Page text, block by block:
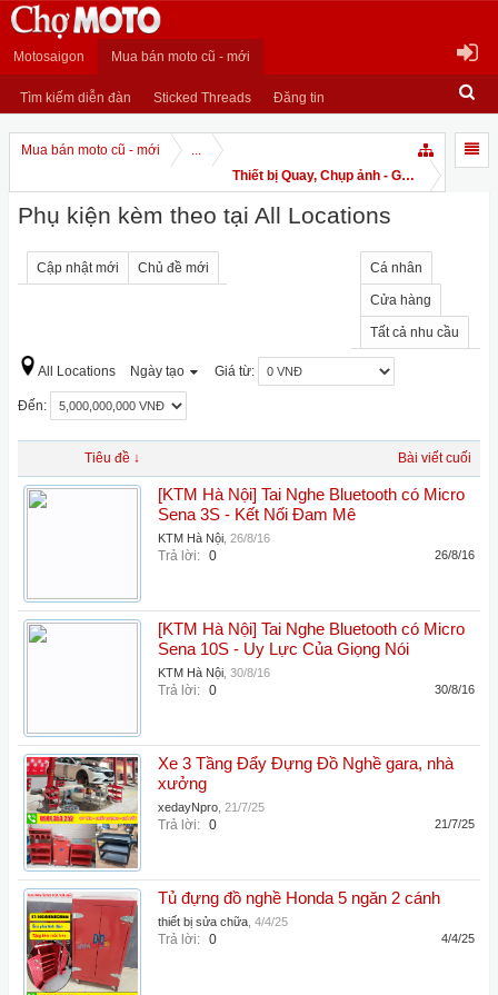
Motosaigon Mua bán moto cũ - mới
Tìm kiếm diễn đàn Sticked Threads Đăng tin
Mua bán moto cũ - mới
...
Thiết bị Quay, Chụp ảnh - GPS
Phụ kiện kèm theo tại All Locations
Cập nhật mới Chủ đề mới Cá nhân
Cửa hàng
Tất cả nhu cầu
All Locations Ngày tạo Giá từ:
Đến:
Tiêu đề ↓ Bài viết cuối
[KTM Hà Nội] Tai Nghe Bluetooth có Micro
Sena 3S - Kết Nối Đam Mê
KTM Hà Nội 26/8/16
Trả lời: 0 26/8/16
[KTM Hà Nội] Tai Nghe Bluetooth có Micro
Sena 10S - Uy Lực Của Giọng Nói
KTM Hà Nội 30/8/16
Trả lời: 0 30/8/16
Xe 3 Tầng Đẩy Đựng Đồ Nghề gara, nhà
xưởng
xedayNpro 21/7/25
Trả lời: 0 21/7/25
Tủ đựng đồ nghề Honda 5 ngăn 2 cánh
thiết bị sửa chữa 4/4/25
Trả lời: 0 4/4/25